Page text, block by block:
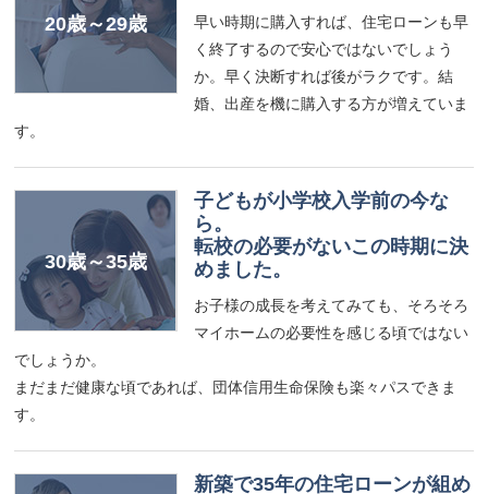
20歳～29歳
早い時期に購入すれば、住宅ローンも早
く終了するので安心ではないでしょう
か。早く決断すれば後がラクです。結
婚、出産を機に購入する方が増えていま
す。
30歳～35歳
子どもが小学校入学前の今な
ら。
転校の必要がないこの時期に決
めました。
お子様の成長を考えてみても、そろそろ
マイホームの必要性を感じる頃ではない
でしょうか。
まだまだ健康な頃であれば、団体信用生命保険も楽々パスできま
す。
新築で35年の住宅ローンが組め